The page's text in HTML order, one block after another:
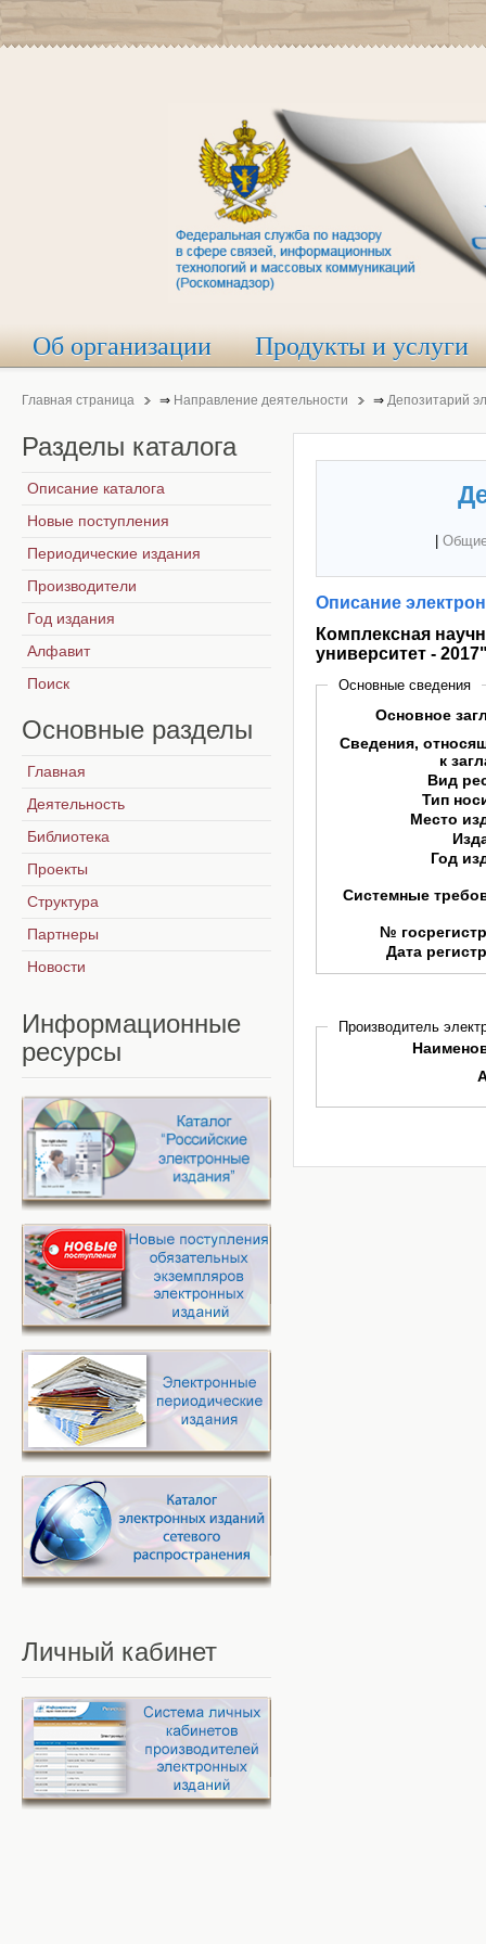
Об организации Продукты и услуги
Главная страница ⇒ Направление деятельности ⇒ Депозитарий
Описание
Комплексная
университет -
Основные сведения
Основное
Сведения,
к
Вид
Тип
Место
Год
Системные
№
Дата
Производитель
Разделы каталога
Описание каталога
Новые поступления
Периодические издания
Производители
Год издания
Алфавит
Поиск
Основные разделы
Главная
Деятельность
Библиотека
Проекты
Структура
Партнеры
Новости
Информационные
ресурсы
Личный кабинет